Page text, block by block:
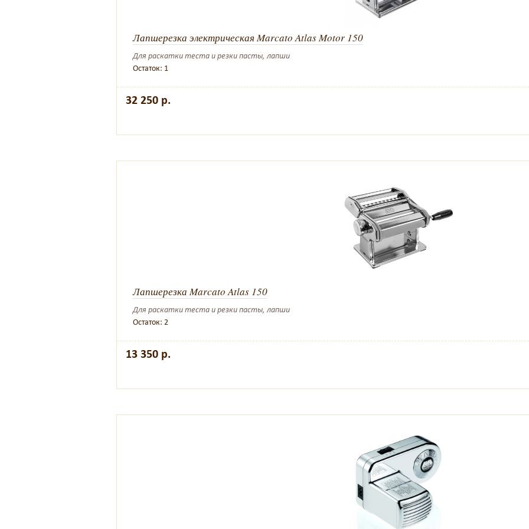
Лапшерезка электрическая Marcato Atlas Motor 150
Для раскатки теста и резки пасты, лапши
Остаток: 1
32 250 р.
Лапшерезка Marcato Atlas 150
Для раскатки теста и резки пасты, лапши
Остаток: 2
13 350 р.